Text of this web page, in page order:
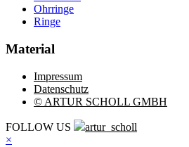
Ohrringe
Ringe
Material
Impressum
Datenschutz
© ARTUR SCHOLL GMBH
FOLLOW US
artur_scholl
×